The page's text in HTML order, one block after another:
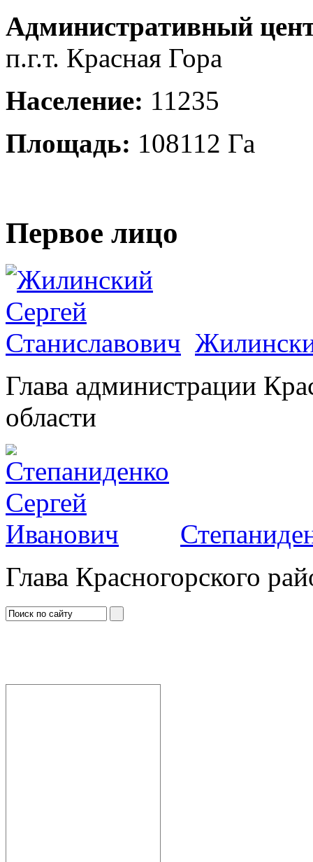
Административный
п.г.т. Красная Гора
Население: 11235
Площадь: 108112 Га
Первое лицо
Глава администрации
области
Глава Красногорского